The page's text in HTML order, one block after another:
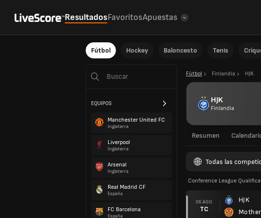
ResultadosFavoritosApuestas
Fútbol Hockey Baloncesto Tenis
EQUIPOS
Manchester United FC
Inglaterra
Liverpool
Inglaterra
Arsenal
Inglaterra
Real Madrid CF
España
FC Barcelona
España
Fútbol Finlandia HJK
HJK
Finlandia
Resumen
Todas las
Conference League
06 AGO.
TC
HJK